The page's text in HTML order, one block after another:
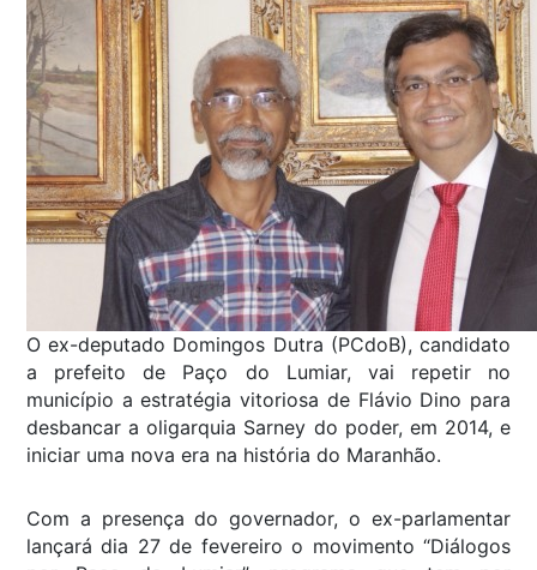
O ex-deputado Domingos Dutra (PCdoB), candidato
a prefeito de Paço do Lumiar, vai repetir no
município a estratégia vitoriosa de Flávio Dino para
desbancar a oligarquia Sarney do poder, em 2014, e
iniciar uma nova era na história do Maranhão.
Com a presença do governador, o ex-parlamentar
lançará dia 27 de fevereiro o movimento “Diálogos